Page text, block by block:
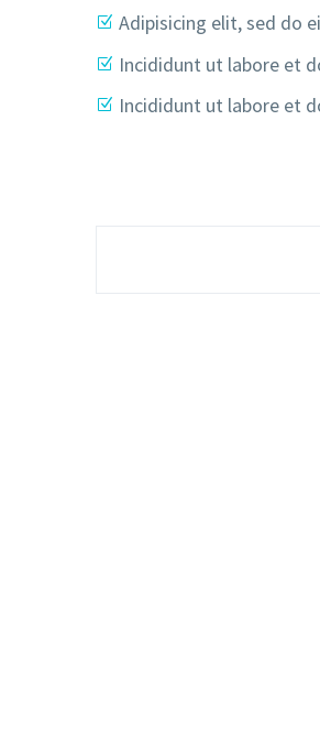
Adipisicing elit, sed do
Incididunt ut labore et
Incididunt ut labore et